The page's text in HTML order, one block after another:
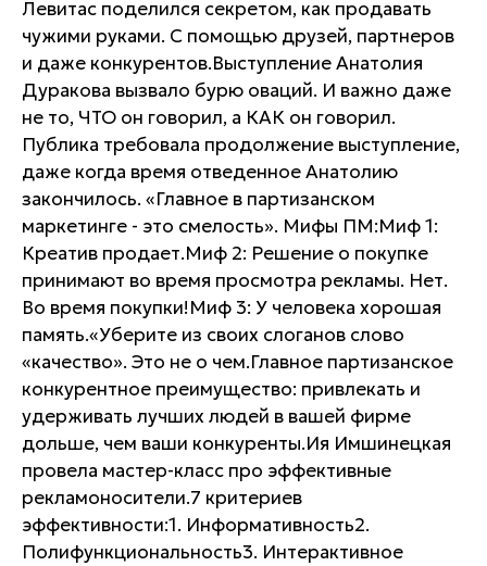
Левитас поделился секретом, как продавать
чужими руками. С помощью друзей, партнеров
и даже конкурентов.Выступление Анатолия
Дуракова вызвало бурю оваций. И важно даже
не то, ЧТО он говорил, а КАК он говорил.
Публика требовала продолжение выступление,
даже когда время отведенное Анатолию
закончилось. «Главное в партизанском
маркетинге - это смелость». Мифы ПМ:Миф 1:
Креатив продает.Миф 2: Решение о покупке
принимают во время просмотра рекламы. Нет.
Во время покупки!Миф 3: У человека хорошая
память.«Уберите из своих слоганов слово
«качество». Это не о чем.Главное партизанское
конкурентное преимущество: привлекать и
удерживать лучших людей в вашей фирме
дольше, чем ваши конкуренты.Ия Имшинецкая
провела мастер-класс про эффективные
рекламоносители.7 критериев
эффективности:1. Информативность2.
Полифункциональность3. Интерактивное